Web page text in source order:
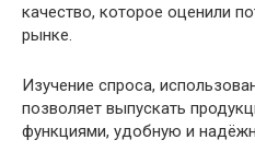
качество, которое оценили
рынке.
Изучение спроса,
позволяет выпускать
функциями, удобную и